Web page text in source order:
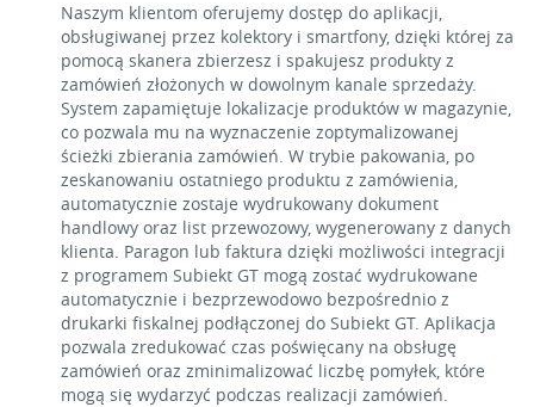
Naszym klientom oferujemy dostęp do aplikacji,
obsługiwanej przez kolektory i smartfony, dzięki której za
pomocą skanera zbierzesz i spakujesz produkty z
zamówień złożonych w dowolnym kanale sprzedaży.
System zapamiętuje lokalizacje produktów w magazynie,
co pozwala mu na wyznaczenie zoptymalizowanej
ścieżki zbierania zamówień. W trybie pakowania, po
zeskanowaniu ostatniego produktu z zamówienia,
automatycznie zostaje wydrukowany dokument
handlowy oraz list przewozowy, wygenerowany z danych
klienta. Paragon lub faktura dzięki możliwości integracji
z programem Subiekt GT mogą zostać wydrukowane
automatycznie i bezprzewodowo bezpośrednio z
drukarki fiskalnej podłączonej do Subiekt GT. Aplikacja
pozwala zredukować czas poświęcany na obsługę
zamówień oraz zminimalizować liczbę pomyłek, które
mogą się wydarzyć podczas realizacji zamówień.